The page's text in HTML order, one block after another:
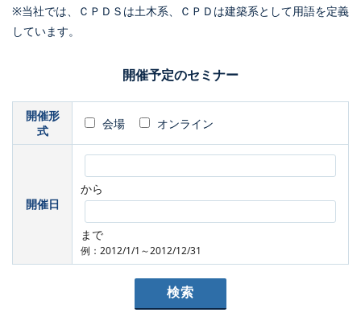
※当社では、ＣＰＤＳは土木系、ＣＰＤは建築系として用語を定義
しています。
開催予定のセミナー
開催形
式
会場 オンライン
開催日
から
まで
例：2012/1/1～2012/12/31